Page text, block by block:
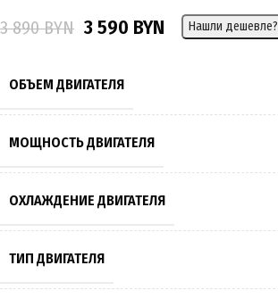
3 890BYN 3 590 BYN Нашли дешевле?
ОБЪЕМ ДВИГАТЕЛЯ
МОЩНОСТЬ ДВИГАТЕЛЯ
ОХЛАЖДЕНИЕ ДВИГАТЕЛЯ
ТИП ДВИГАТЕЛЯ